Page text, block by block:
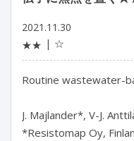
2021.11.30
★★
☆
Routine wastewater-
J. Majlander*, V-J.
*Resistomap Oy,